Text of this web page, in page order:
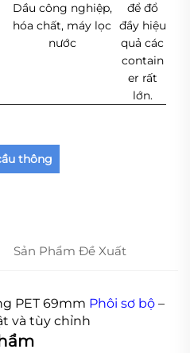
Dầu công nghiệp,
hóa chất, máy lọc
nước
để đổ
đầy hiệu
quả các
contain
er rất
lớn.
thông
Sản Phẩm Đề Xuất
PET 69mm Phôi sơ bộ –
và tùy chỉnh